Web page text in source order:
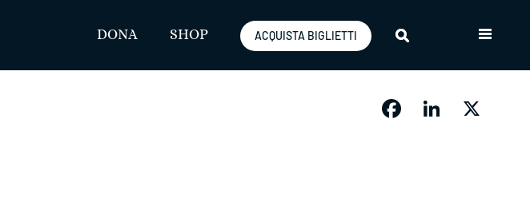
DONA SHOP ACQUISTA BIGLIETTI
FacebookLinkedIn